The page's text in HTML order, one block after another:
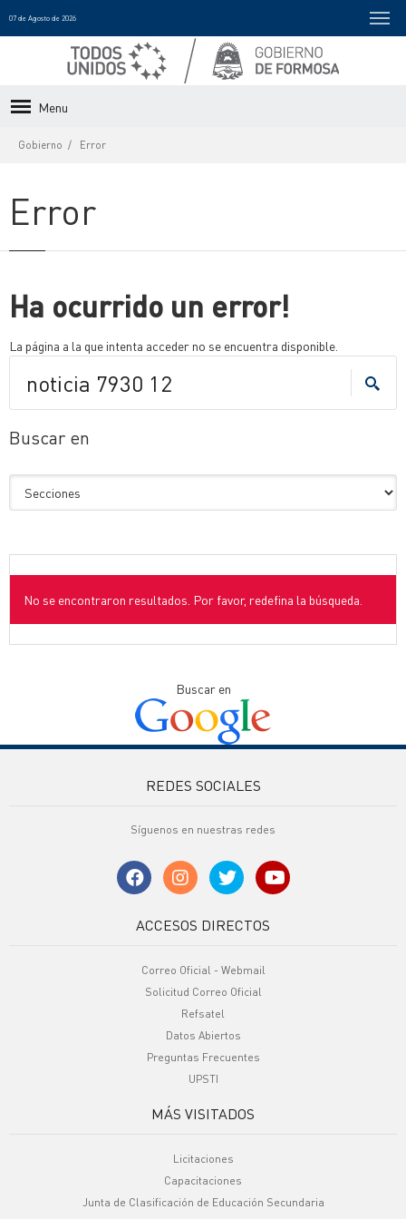
07 de Agosto de 2026
Menu
Gobierno Error
Error
Ha ocurrido un error!
La página a la que intenta acceder no se encuentra disponible.
Buscar en
No se encontraron resultados. Por favor, redefina la búsqueda.
Buscar en
REDES SOCIALES
Síguenos en nuestras redes
ACCESOS DIRECTOS
Correo Oficial - Webmail
Solicitud Correo Oficial
Refsatel
Datos Abiertos
Preguntas Frecuentes
UPSTI
MÁS VISITADOS
Licitaciones
Capacitaciones
Junta de Clasificación de Educación Secundaria